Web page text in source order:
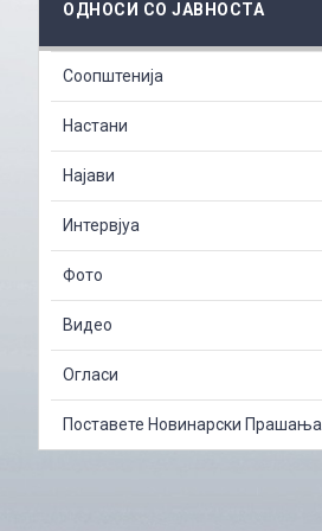
ОДНОСИ СО ЈАВНОСТА
Соопштенија
Настани
Најави
Интервјуа
Фото
Видео
Огласи
Поставете Новинарски Прашања